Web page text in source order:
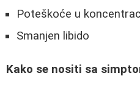
Poteškoće u
Smanjen libido
Kako se nositi sa